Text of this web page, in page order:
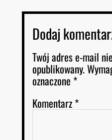
Dodaj
Twój adres e-mail
opublikowany.
oznaczone *
Komentarz*